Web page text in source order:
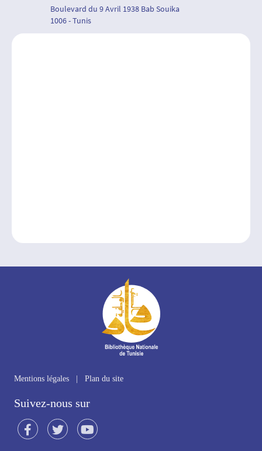
Boulevard du 9 Avril 1938 Bab Souika
1006 - Tunis
Mentions légales Plan du site
Suivez-nous sur